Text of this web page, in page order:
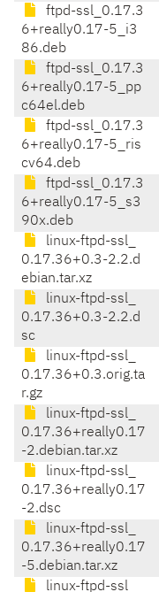
ftpd-ssl_0.17.3
6+really0.17-5_i3
86.deb
ftpd-ssl_0.17.3
6+really0.17-5_pp
c64el.deb
ftpd-ssl_0.17.3
6+really0.17-5_ris
cv64.deb
ftpd-ssl_0.17.3
6+really0.17-5_s3
90x.deb
linux-ftpd-ssl_
0.17.36+0.3-2.2.d
ebian.tar.xz
linux-ftpd-ssl_
0.17.36+0.3-2.2.d
sc
linux-ftpd-ssl_
0.17.36+0.3.orig.ta
r.gz
linux-ftpd-ssl_
0.17.36+really0.17
-2.debian.tar.xz
linux-ftpd-ssl_
0.17.36+really0.17
-2.dsc
linux-ftpd-ssl_
0.17.36+really0.17
-5.debian.tar.xz
linux-ftpd-ssl_